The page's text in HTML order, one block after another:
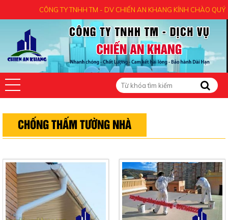
CÔNG TY TNHH TM - DV CHIẾN AN KHANG KÍNH CHÀO QUÝ
CHỐNG THẤM TƯỜNG NHÀ